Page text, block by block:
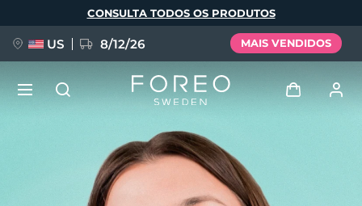
principal
CONSULTA TODOS OS PRODUTOS
US 8/12/26 MAIS VENDIDOS
Perfil de usuário
NOVIDADE
BREAKING NEWS